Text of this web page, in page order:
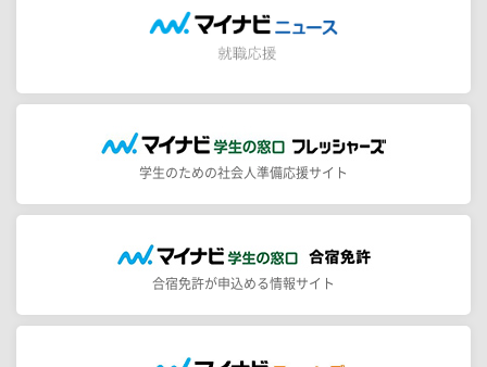
学生のための社会人準備応援サイト
合宿免許が申込める情報サイト